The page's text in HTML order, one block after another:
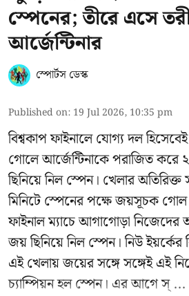
স্পেনের; তীরে এসে
আর্জেন্টিনার
স্পোর্টস ডেস্ক
Published on: 19 Jul 2026, 10:35 pm
বিশ্বকাপ ফাইনালে যোগ্য দল
গোলে আর্জেন্টিনাকে পরাজিত করে
ছিনিয়ে নিল স্পেন। খেলার অতিরিক্ত
মিনিটে স্পেনের পক্ষে জয়সূচক
ফাইনাল ম্যাচে আগাগোড়া
জয় ছিনিয়ে নিল স্পেন। নিউ ইয়র্কের
এই খেলায় জয়ের সঙ্গে সঙ্গেই এই
চ্যাম্পিয়ন হল স্পেন। এর আগে স্ ...